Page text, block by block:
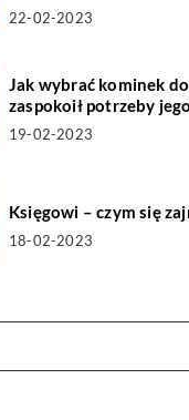
22-02-2023
Jak wybrać kominek
zaspokoił potrzeby
19-02-2023
Księgowi – czym się
18-02-2023